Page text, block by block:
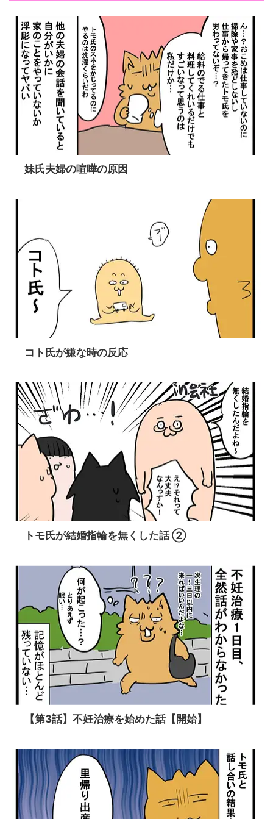
妹氏夫婦の喧嘩の原因
コト氏が嫌な時の反応
トモ氏が結婚指輪を無くした話 ②
【第3話】不妊治療を始めた話【開始】